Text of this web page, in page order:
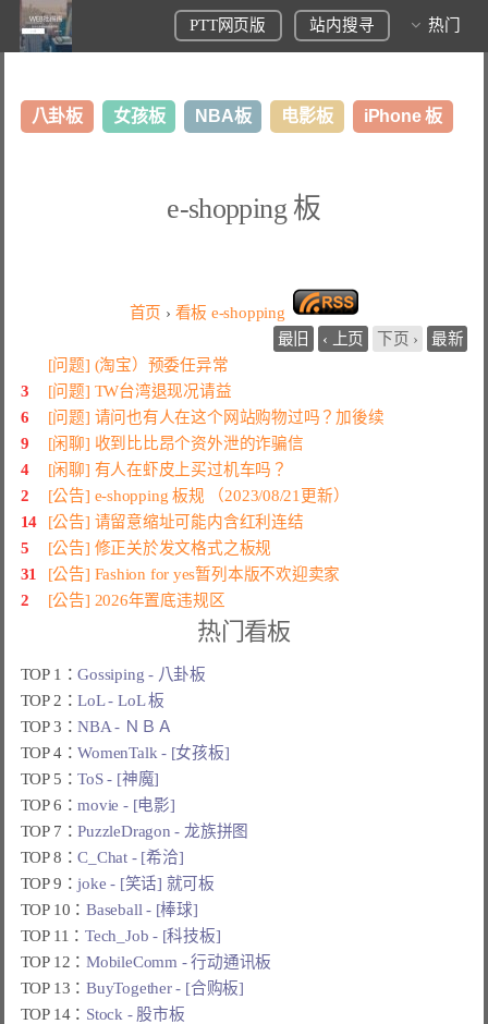
PTT网页版 站内搜寻 热门
八卦板 女孩板 NBA板 电影板 iPhone 板
e-shopping 板
首页 › 看板 e-shopping
最旧
‹ 上页 下页 ›
最新
[问题] (淘宝）预委任异常
3
[问题] TW台湾退现况请益
6
[问题] 请问也有人在这个网站购物过吗？加後续
9
[闲聊] 收到比比昂个资外泄的诈骗信
4
[闲聊] 有人在虾皮上买过机车吗？
2
[公告] e-shopping 板规 （2023/08/21更新）
14
[公告] 请留意缩址可能内含红利连结
5
[公告] 修正关於发文格式之板规
31
[公告] Fashion for yes暂列本版不欢迎卖家
2
[公告] 2026年置底违规区
热门看板
TOP 1：Gossiping - 八卦板
TOP 2：LoL - LoL 板
TOP 3：NBA - ＮＢＡ
TOP 4：WomenTalk - [女孩板]
TOP 5：ToS - [神魔]
TOP 6：movie - [电影]
TOP 7：PuzzleDragon - 龙族拼图
TOP 8：C_Chat - [希洽]
TOP 9：joke - [笑话] 就可板
TOP 10：Baseball - [棒球]
TOP 11：Tech_Job - [科技板]
TOP 12：MobileComm - 行动通讯板
TOP 13：BuyTogether - [合购板]
TOP 14： Stock - 股市板